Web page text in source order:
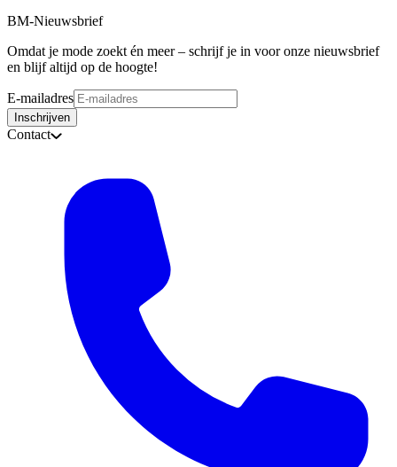
BM-Nieuwsbrief
Omdat je mode zoekt én meer – schrijf je in voor onze nieuwsbrief
en blijf altijd op de hoogte!
E-mailadres
Inschrijven
Contact